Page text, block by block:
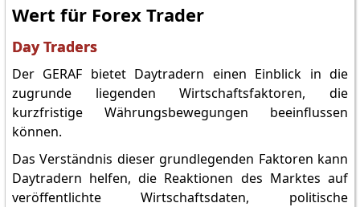
Wert für Forex Trader
Day Traders
Der GERAF bietet Daytradern einen Einblick in die
zugrunde liegenden Wirtschaftsfaktoren, die
kurzfristige Währungsbewegungen beeinflussen
können.
Das Verständnis dieser grundlegenden Faktoren kann
Daytradern helfen, die Reaktionen des Marktes auf
veröffentlichte Wirtschaftsdaten, politische